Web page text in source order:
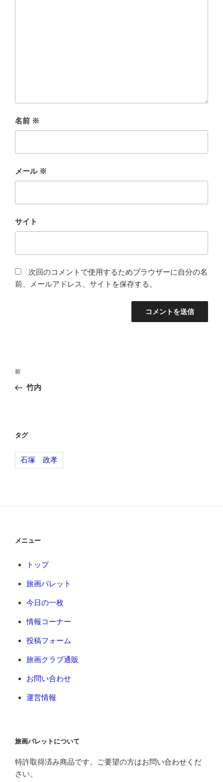
名前 ※
メール ※
サイト
次回のコメントで使用するためブラウザーに自分の名
前、メールアドレス、サイトを保存する。
投
ナ
ー
シ
ョ
前
の
前
竹内
タグ
石塚 政孝
メニュー
トップ
旅画パレット
今日の一枚
情報コーナー
投稿フォーム
旅画クラブ通販
お問い合わせ
運営情報
旅画パレットについて
特許取得済み商品です。ご要望の方はお問い合わせくだ
さい。